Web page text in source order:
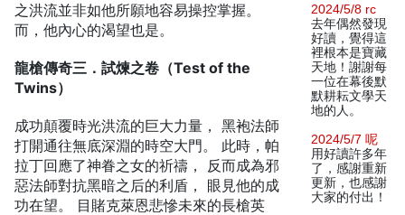
之洪流並非如他所願地容易操控掌握。
而，他內心的渴望也是。
龍槍傳奇三．試煉之卷（Test of the
Twins）
成功顛覆時光洪流的巨大力量， 黑袍法師
打開通往無底深淵的時空大門。 此時，帕
拉丁回應了神眷之女的祈禱， 反而成為邪
惡法師對抗黑暗之后的利盾， 眼見他的成
功在望。 目賭克萊恩悲慘未來的長槍英
2024/5/8 rc
去年偶然發現
好讀，覺得這
裡根本是寶藏
天地！謝謝每
一位在幕後默
默耕耘文學天
地的人。
2024/5/7 呢
用好讀許多年
了，感謝重新
更新，也感謝
大家的付出！